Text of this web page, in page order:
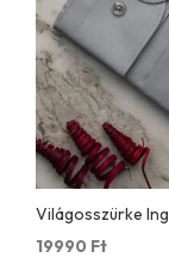
Világosszürke Ing
19990 Ft